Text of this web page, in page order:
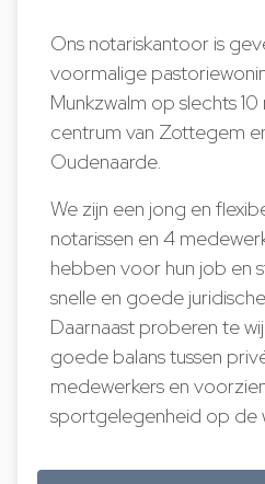
Ons notariskantoor is
voormalige
Munkzwalm op slechts
centrum van Zottegem
Oudenaarde.
We zijn een jong en
notarissen en 4
hebben voor hun job en
snelle en goede
Daarnaast proberen te
goede balans tussen
medewerkers en
sportgelegenheid op de